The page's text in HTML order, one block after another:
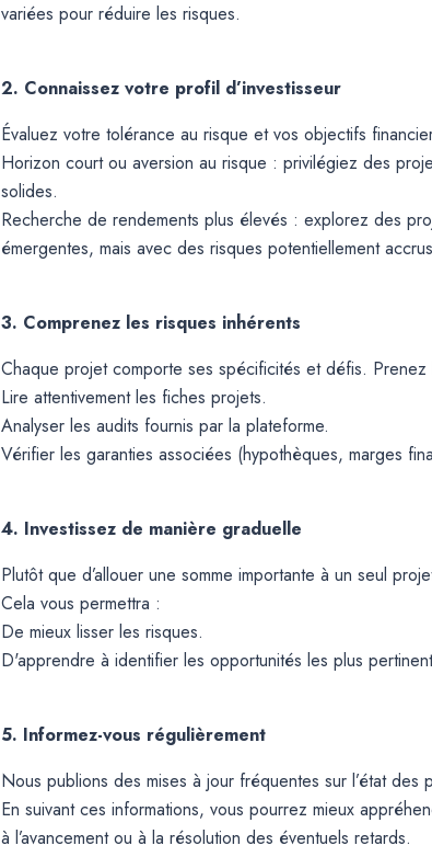
variées pour réduire les risques.
2. Connaissez votre profil d’investisseur
Évaluez votre tolérance au risque et vos objectifs
Horizon court ou aversion au risque : privilégiez des
solides.
Recherche de rendements plus élevés : explorez des
émergentes, mais avec des risques potentiellement
3. Comprenez les risques inhérents
Chaque projet comporte ses spécificités et défis.
Lire attentivement les fiches projets.
Analyser les audits fournis par la plateforme.
Vérifier les garanties associées (hypothèques, marges
4. Investissez de manière graduelle
Plutôt que d’allouer une somme importante à un seul
Cela vous permettra :
De mieux lisser les risques.
D'apprendre à identifier les opportunités les plus
5. Informez-vous régulièrement
Nous publions des mises à jour fréquentes sur l’état
En suivant ces informations, vous pourrez mieux
à l’avancement ou à la résolution des éventuels retards.